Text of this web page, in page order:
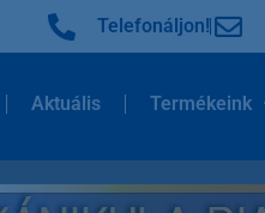
Telefonáljon!
Aktuális Termékeink